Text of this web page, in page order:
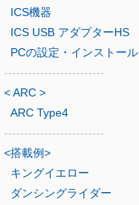
ICS機器
ICS USB アダプターHS
PCの設定・インストール
-------------------------
< ARC >
ARC Type4
-------------------------
<搭載例>
キングイエロー
ダンシングライダー